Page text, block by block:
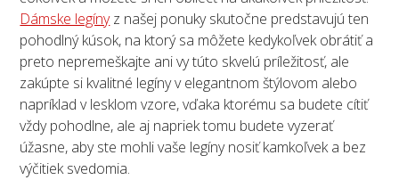
Dámske legínyz našej ponuky skutočne predstavujú ten
pohodlný kúsok, na ktorý sa môžete kedykoľvek obrátiť a
preto nepremeškajte ani vy túto skvelú príležitosť, ale
zakúpte si kvalitné legíny v elegantnom štýlovom alebo
napríklad v lesklom vzore, vďaka ktorému sa budete cítiť
vždy pohodlne, ale aj napriek tomu budete vyzerať
úžasne, aby ste mohli vaše legíny nosiť kamkoľvek a bez
výčitiek svedomia.